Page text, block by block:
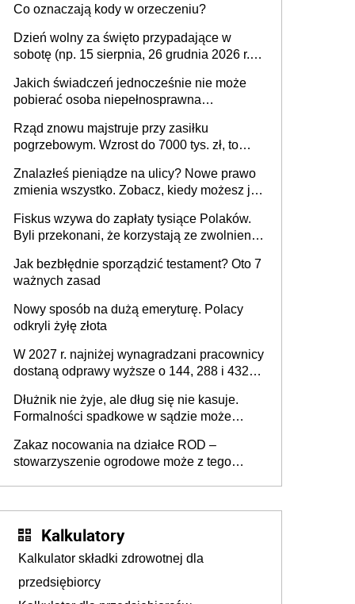
Co oznaczają kody w orzeczeniu?
Dzień wolny za święto przypadające w
sobotę (np. 15 sierpnia, 26 grudnia 2026 r.) –
pracodawcy (sektor prywatny i administracja
publiczna), najczęstsze pytania
Jakich świadczeń jednocześnie nie może
pobierać osoba niepełnosprawna
Rząd znowu majstruje przy zasiłku
pogrzebowym. Wzrost do 7000 tys. zł, to
Znalazłeś pieniądze na ulicy? Nowe prawo
zmienia wszystko. Zobacz, kiedy możesz je
Fiskus wzywa do zapłaty tysiące Polaków.
Byli przekonani, że korzystają ze zwolnienia
Jak bezbłędnie sporządzić testament? Oto 7
ważnych zasad
Nowy sposób na dużą emeryturę. Polacy
odkryli żyłę złota
W 2027 r. najniżej wynagradzani pracownicy
dostaną odprawy wyższe o 144, 288 i 432
Dłużnik nie żyje, ale dług się nie kasuje.
Formalności spadkowe w sądzie może
zmarłego
Zakaz nocowania na działce ROD –
stowarzyszenie ogrodowe może z tego
Kalkulatory
Kalkulator składki zdrowotnej dla
przedsiębiorcy